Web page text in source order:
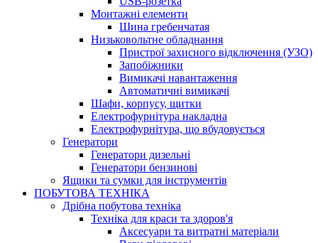
Монтажні елементи
Шина гребенчатая
Низьковольтне обладнання
Пристрої захисного відключення (УЗО)
Запобіжники
Вимикачі навантаження
Автоматичні вимикачі
Шафи, корпусу, щитки
Електрофурнітура накладна
Електрофурнітура, що вбудовується
Генератори
Генератори дизельні
Генератори бензинові
Ящики та сумки для інструментів
ПОБУТОВА ТЕХНІКА
Дрібна побутова техніка
Техніка для краси та здоров'я
Аксесуари та витратні матеріали